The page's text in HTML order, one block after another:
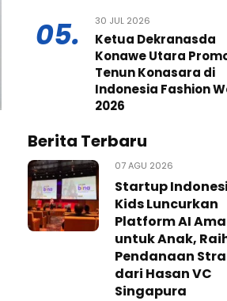
05. 30 JUL 2026
Ketua Dekranasda
Konawe Utara
Tenun Konasara di
Indonesia Fashion
2026
Berita Terbaru
07 AGU 2026
Startup
Kids Luncurkan
Platform AI
untuk Anak,
Pendanaan
dari Hasan VC
Singapura